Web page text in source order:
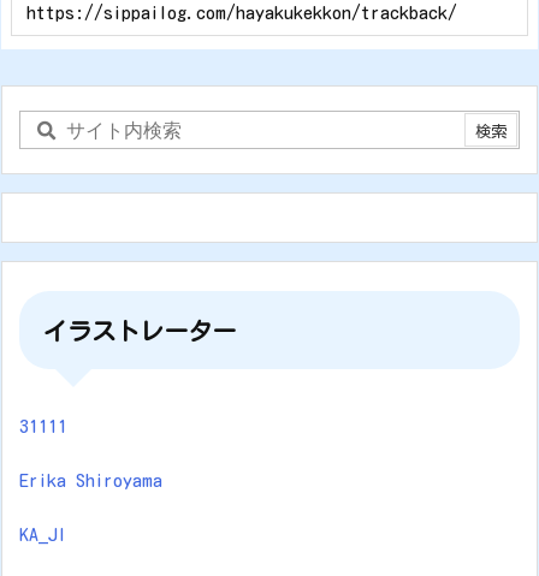
イラストレーター
31111
Erika Shiroyama
KA_JI